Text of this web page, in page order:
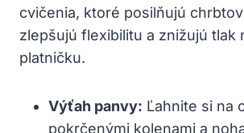
cvičenia,⁢ ktoré posilňujú
⁣zlepšujú flexibilitu a znižujú tlak
platničku.
Výťah panvy: ‍Ľahnite si⁢ na
pokrčenými kolenami a